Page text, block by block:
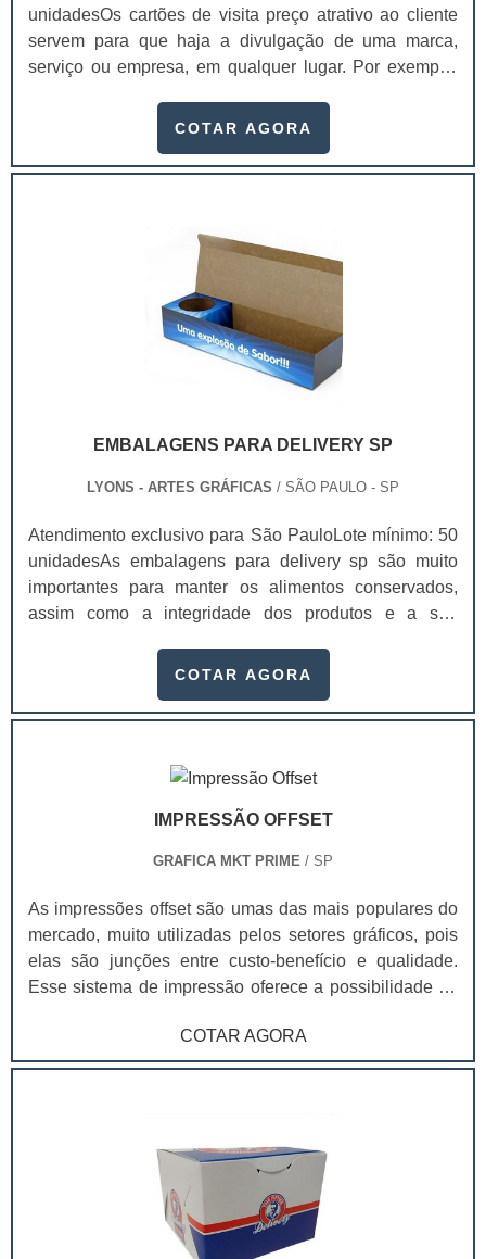
unidadesOs cartões de visita preço atrativo ao cliente
servem para que haja a divulgação de uma marca,
serviço ou empresa, em qualquer lugar. Por exemplo:
segmento em um único lugar. É extremamente
faça contatos.Atualmente, o networking (criar uma rede
COTAR AGORA
EMBALAGENS PARA DELIVERY SP
LYONS - ARTES GRÁFICAS / SÃO PAULO - SP
Atendimento exclusivo para São PauloLote mínimo: 50
unidadesAs embalagens para delivery sp são muito
importantes para manter os alimentos conservados,
assim como a integridade dos produtos e a sua
locomoção e chegando em perfeito estado para os
diversos setores, como ferramentaria, alimentício,
para proteger a integridade dos produtos, existe
COTAR AGORA
IMPRESSÃO OFFSET
GRAFICA MKT PRIME / SP
As impressões offset são umas das mais populares do
mercado, muito utilizadas pelos setores gráficos, pois
elas são junções entre custo-benefício e qualidade.
Esse sistema de impressão oferece a possibilidade de
foco ou que a impressão tenha queda de qualidade.
Veja abaixo algumas das soluções que estão presentes
Catálogos; Bulas de remédio; Rótulos; Adesivos.
Portanto, investir em impressões offset faz parte do
cotidiano das indústrias e do comércio. Seja qual for a
finalidade de sua empresa, lembre-se que a impressão
é muito importante, para propagar a sua marca no
COTAR AGORA